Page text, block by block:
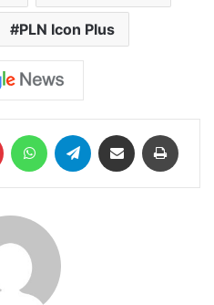
PLN Icon Plus
Pinterest WhatsAppTelegram Share via Email